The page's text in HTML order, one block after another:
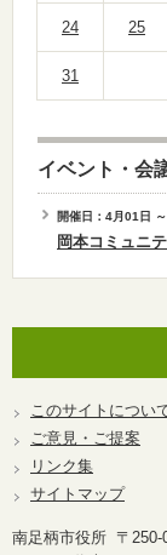
24 25
31
イベント・会
開催日：4月01日
岡本コミュニ
このサイトについ
ご意見・ご提案
リンク集
サイトマップ
南足柄市役所 〒250-